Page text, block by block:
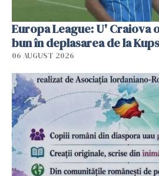
Europa League: U' Craiova
bun în deplasarea de la Kups
06 AUGUST 2026